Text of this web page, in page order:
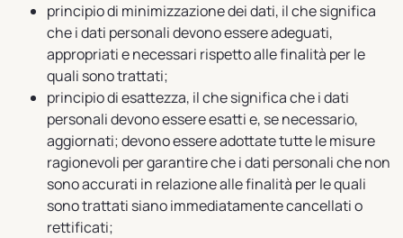
principio di minimizzazione dei dati, il che significa
che i dati personali devono essere adeguati,
appropriati e necessari rispetto alle finalità per le
quali sono trattati;
principio di esattezza, il che significa che i dati
personali devono essere esatti e, se necessario,
aggiornati; devono essere adottate tutte le misure
ragionevoli per garantire che i dati personali che non
sono accurati in relazione alle finalità per le quali
sono trattati siano immediatamente cancellati o
rettificati;